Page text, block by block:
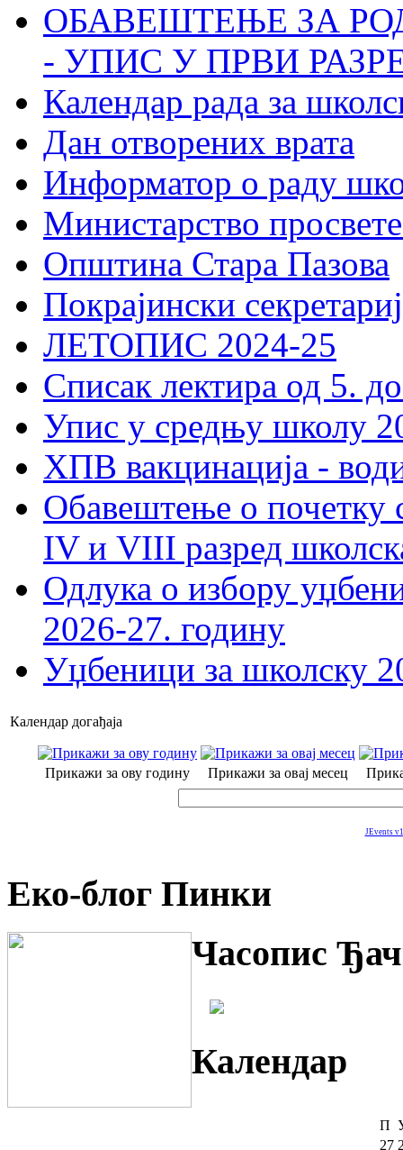
ОБАВЕШТЕЊЕ ЗА
- УПИС У ПРВИ
Календар рада за
Дан отворених врата
Информатор о раду
Министарство
Општина Стара Пазова
Покрајински
ЛЕТОПИС 2024-25
Списак лектира од 5.
Упис у средњу школу
ХПВ вакцинација -
Обавештење о почетку
IV и VIII разред
Одлука о избору
2026-27. годину
Уџбеници за школску
Календар догађаја
Прикажи за ову годину Прикажи за овај месец
JEvents
Еко-блог Пинки
Часопис
Календар
П
27